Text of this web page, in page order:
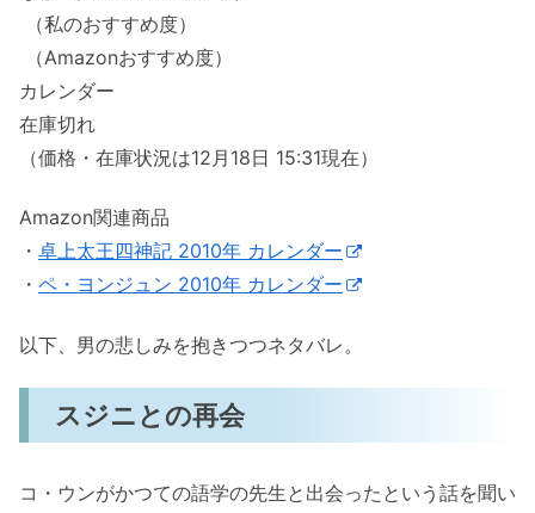
（私のおすすめ度）
（Amazonおすすめ度）
カレンダー
在庫切れ
（価格・在庫状況は12月18日 15:31現在）
Amazon関連商品
・ 卓上太王四神記 2010年 カレンダー
・ ペ・ヨンジュン 2010年 カレンダー
以下、男の悲しみを抱きつつネタバレ。
スジニとの再会
コ・ウンがかつての語学の先生と出会ったという話を聞い